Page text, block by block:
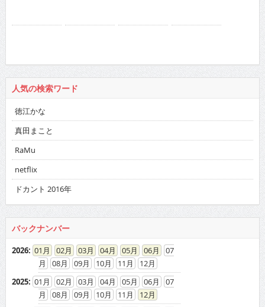
人気の検索ワード
徳江かな
真田まこと
RaMu
netflix
ドカント 2016年
バックナンバー
2026: 01 02 03 04 05 06
07
08
09 10 11
12
2025: 01 02 03 04 05 06
07
08
09 10 11
12